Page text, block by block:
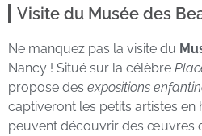
Visite du Musée des
Ne manquez pas la visite du
Nancy ! Situé sur la célèbre
propose des expositions
captiveront les petits artistes en
peuvent découvrir des œuvres